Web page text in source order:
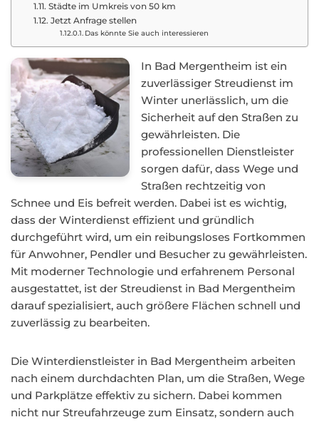
Städte im Umkreis von 50 km
Jetzt Anfrage stellen
Das könnte Sie auch interessieren
In Bad Mergentheim ist ein
zuverlässiger Streudienst im
Winter unerlässlich, um die
Sicherheit auf den Straßen zu
gewährleisten. Die
professionellen Dienstleister
sorgen dafür, dass Wege und
Straßen rechtzeitig von
Schnee und Eis befreit werden. Dabei ist es wichtig,
dass der Winterdienst effizient und gründlich
durchgeführt wird, um ein reibungsloses Fortkommen
für Anwohner, Pendler und Besucher zu gewährleisten.
Mit moderner Technologie und erfahrenem Personal
ausgestattet, ist der Streudienst in Bad Mergentheim
darauf spezialisiert, auch größere Flächen schnell und
zuverlässig zu bearbeiten.
Die Winterdienstleister in Bad Mergentheim arbeiten
nach einem durchdachten Plan, um die Straßen, Wege
und Parkplätze effektiv zu sichern. Dabei kommen
nicht nur Streufahrzeuge zum Einsatz, sondern auch